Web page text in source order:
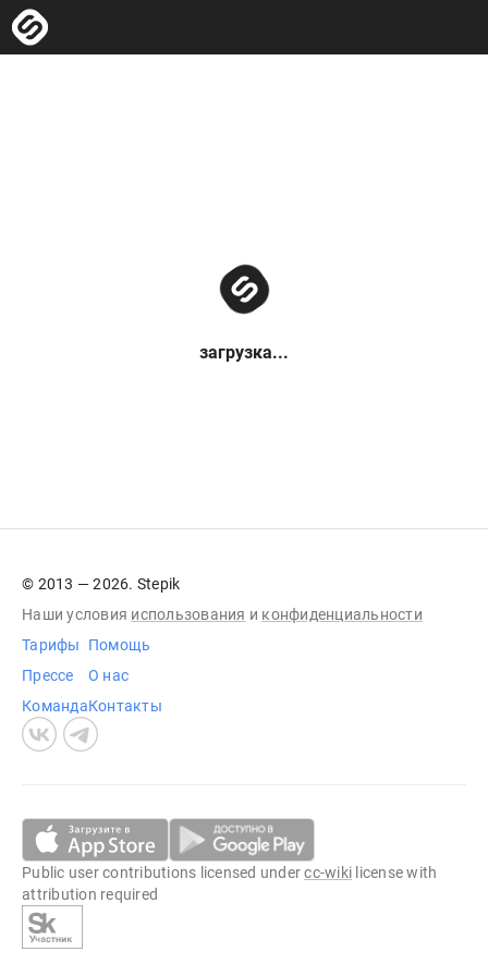
загрузка...
© 2013 — 2026. Stepik
Наши условия использования и конфиденциальности
Тарифы
Прессе
Команда
Помощь
О нас
Контакты
Public user contributions licensed undercc-wiki license with
attribution required